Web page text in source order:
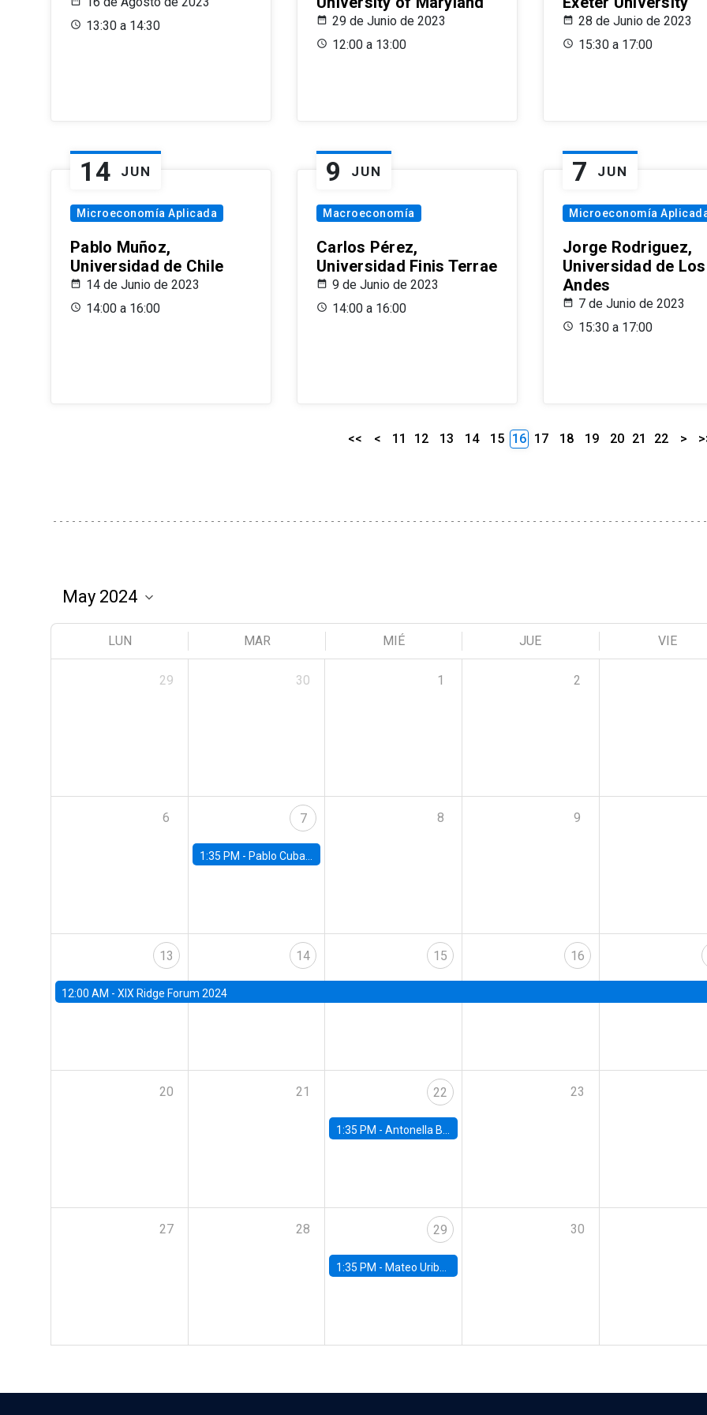
13:30 a 14:30
29 de Junio de 2023
12:00 a 13:00
28 de Junio de 2023
15:30 a 17:00
14 JUN
Microeconomía Aplicada
Pablo Muñoz,
Universidad de Chile
14 de Junio de 2023
14:00 a 16:00
9 JUN
Macroeconomía
Carlos Pérez,
Universidad Finis Terrae
9 de Junio de 2023
14:00 a 16:00
7 JUN
Microeconomía
Jorge Rodriguez,
Universidad de Los
Andes
7 de Junio de 2023
15:30 a 17:00
<< < 11 12 13 14 15 16 17 18 19 20 21 22 >
LUN MAR MIÉ JUE VIE
29 30 1 2
6 7
1:35 PM - Pablo Cuba, FED Board
8 9
13
12:00 AM - XIX Ridge Forum 2024
14 15 16
20 21 22
1:35 PM -Antonella Bancalari, Institute for Fiscal Studies (IFS) and Research Associate at University College London (UCL)
23
27 28 29
1:35 PM - Mateo Uribe-Castro, Universidad de los Andes (Colombia)
30